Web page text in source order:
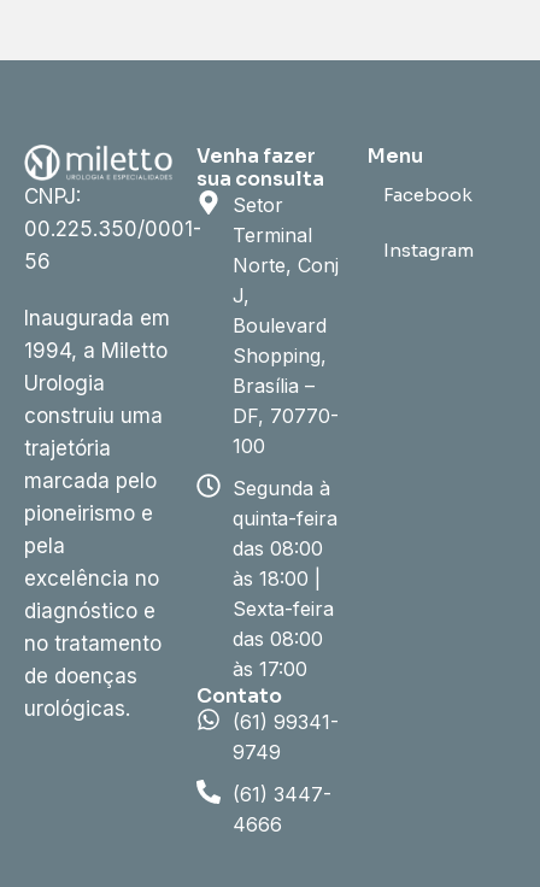
CNPJ:
00.225.350/0001-
56
Inaugurada em
1994, a Miletto
Urologia
construiu uma
trajetória
marcada pelo
pioneirismo e
pela
excelência no
diagnóstico e
no tratamento
de doenças
urológicas.
Venha fazer
sua consulta
Setor
Terminal
Norte, Conj
J,
Boulevard
Shopping,
Brasília –
DF, 70770-
100
Segunda à
quinta-feira
das 08:00
às 18:00 |
Sexta-feira
das 08:00
às 17:00
Contato
(61) 99341-
9749
(61) 3447-
4666
Menu
Facebook
Instagram